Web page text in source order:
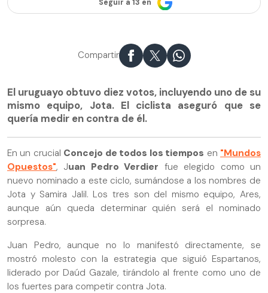
Seguir a 13 en
Compartir
El uruguayo obtuvo diez votos, incluyendo uno de su
mismo equipo, Jota. El ciclista aseguró que se
quería medir en contra de él.
En un crucial Concejo de todos los tiempos en "Mundos
Opuestos", Juan Pedro Verdier fue elegido como un
nuevo nominado a este ciclo, sumándose a los nombres de
Jota y Samira Jalil. Los tres son del mismo equipo, Ares,
aunque aún queda determinar quién será el nominado
sorpresa.
Juan Pedro, aunque no lo manifestó directamente, se
mostró molesto con la estrategia que siguió Espartanos,
liderado por Daúd Gazale, tirándolo al frente como uno de
los fuertes para competir contra Jota.